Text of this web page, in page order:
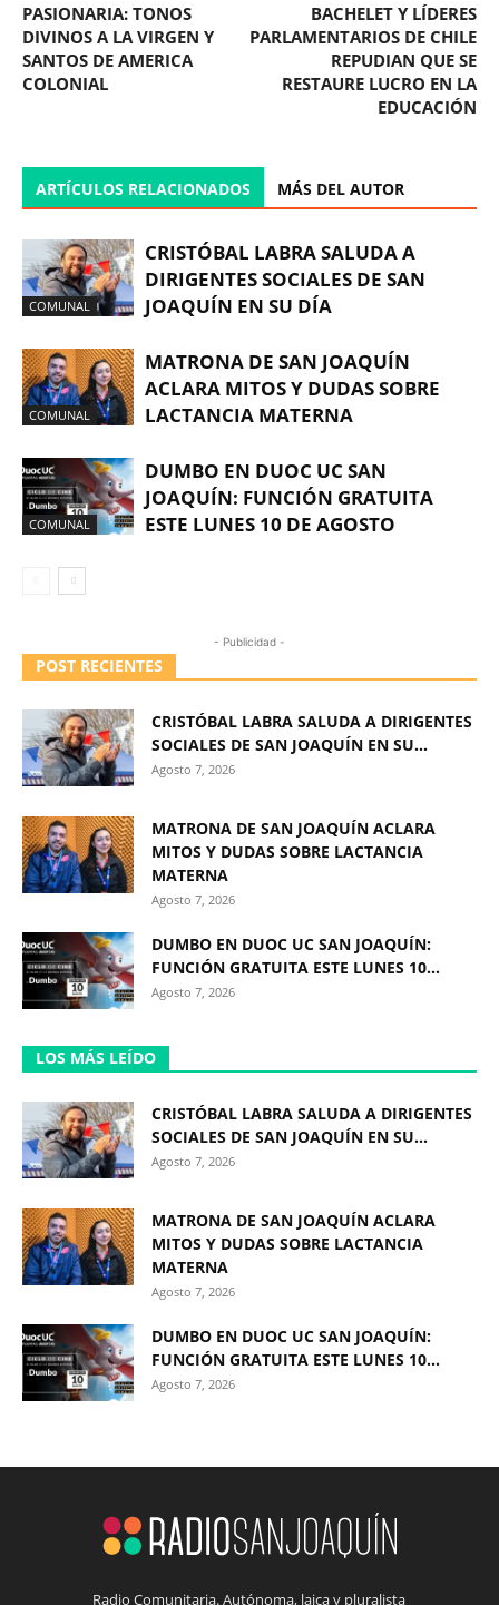
PASIONARIA: TONOS
DIVINOS A LA VIRGEN Y
SANTOS DE AMERICA
COLONIAL
BACHELET Y LÍDERES
PARLAMENTARIOS DE CHILE
REPUDIAN QUE SE
RESTAURE LUCRO EN LA
EDUCACIÓN
ARTÍCULOS RELACIONADOS MÁS DEL AUTOR
COMUNAL
CRISTÓBAL LABRA SALUDA A
DIRIGENTES SOCIALES DE SAN
JOAQUÍN EN SU DÍA
COMUNAL
MATRONA DE SAN JOAQUÍN
ACLARA MITOS Y DUDAS SOBRE
LACTANCIA MATERNA
COMUNAL
DUMBO EN DUOC UC SAN
JOAQUÍN: FUNCIÓN GRATUITA
ESTE LUNES 10 DE AGOSTO
- Publicidad -
POST RECIENTES
CRISTÓBAL LABRA SALUDA A DIRIGENTES
SOCIALES DE SAN JOAQUÍN EN SU...
Agosto 7, 2026
MATRONA DE SAN JOAQUÍN ACLARA
MITOS Y DUDAS SOBRE LACTANCIA
MATERNA
Agosto 7, 2026
DUMBO EN DUOC UC SAN JOAQUÍN:
FUNCIÓN GRATUITA ESTE LUNES 10...
Agosto 7, 2026
LOS MÁS LEÍDO
CRISTÓBAL LABRA SALUDA A DIRIGENTES
SOCIALES DE SAN JOAQUÍN EN SU...
Agosto 7, 2026
MATRONA DE SAN JOAQUÍN ACLARA
MITOS Y DUDAS SOBRE LACTANCIA
MATERNA
Agosto 7, 2026
DUMBO EN DUOC UC SAN JOAQUÍN:
FUNCIÓN GRATUITA ESTE LUNES 10...
Agosto 7, 2026
Radio Comunitaria. Autónoma, laica y pluralista